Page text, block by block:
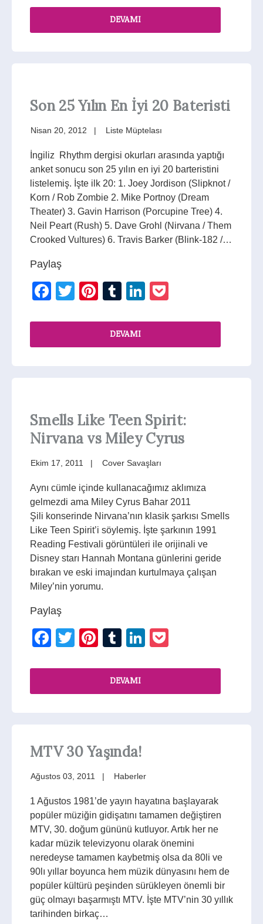
DEVAMI
Son 25 Yılın En İyi 20 Bateristi
Nisan 20, 2012 Liste Müptelası
İngiliz Rhythm dergisi okurları arasında yaptığı
anket sonucu son 25 yılın en iyi 20 barteristini
listelemiş. İşte ilk 20: 1. Joey Jordison (Slipknot /
Korn / Rob Zombie 2. Mike Portnoy (Dream
Theater) 3. Gavin Harrison (Porcupine Tree) 4.
Neil Peart (Rush) 5. Dave Grohl (Nirvana / Them
Crooked Vultures) 6. Travis Barker (Blink-182 /…
Paylaş
Facebook
TwitterPinterest
TumblrLinkedIn
DEVAMI
Smells Like Teen Spirit:
Nirvana vs Miley Cyrus
Ekim 17, 2011 Cover Savaşları
Aynı cümle içinde kullanacağımız aklımıza
gelmezdi ama Miley Cyrus Bahar 2011
Şili konserinde Nirvana’nın klasik şarkısı Smells
Like Teen Spirit’i söylemiş. İşte şarkının 1991
Reading Festivali görüntüleri ile orijinali ve
Disney starı Hannah Montana günlerini geride
bırakan ve eski imajından kurtulmaya çalışan
Miley’nin yorumu.
Paylaş
Facebook
TwitterPinterest
TumblrLinkedIn
DEVAMI
MTV 30 Yaşında!
Ağustos 03, 2011 Haberler
1 Ağustos 1981’de yayın hayatına başlayarak
popüler müziğin gidişatını tamamen değiştiren
MTV, 30. doğum gününü kutluyor. Artık her ne
kadar müzik televizyonu olarak önemini
neredeyse tamamen kaybetmiş olsa da 80li ve
90lı yıllar boyunca hem müzik dünyasını hem de
popüler kültürü peşinden sürükleyen önemli bir
güç olmayı başarmıştı MTV. İşte MTV’nin 30 yıllık
tarihinden birkaç…